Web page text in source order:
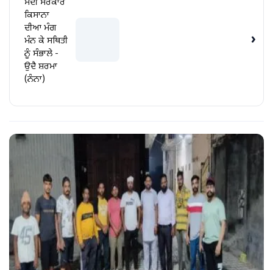
ਮੋਦੀ ਸਰਕਾਰ
ਕਿਸਾਨਾ
ਦੀਆ ਮੰਗ
ਮੰਨ ਕੇ ਸਥਿਤੀ
ਨੂੰ ਸੰਭਾਲੇ -
ਉਦੈ ਸ਼ਰਮਾ
(ਨੰਨਾ)
›